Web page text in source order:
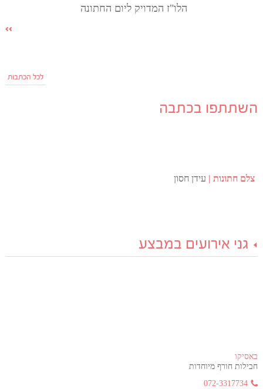
הלו"ז המדויק ליום החתונה
לכל הכתבות
השתתפו בכתבה
צלם חתונות עידן חסון
גני אירועים במבצע
באסיקו
חבילות חורף מיוחדות
072-3317734